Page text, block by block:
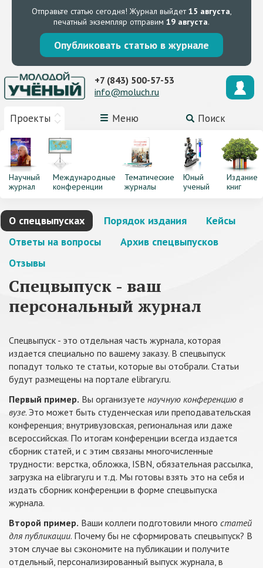
Отправьте статью сегодня! Журнал выйдет15 августа,
печатный экземпляр отправим 19 августа.
Опубликовать статью в журнале
Проекты Меню Поиск
+7 (843) 500-57-53
info@moluch.ru
Научный
журнал
Международные
конференции
Тематические
журналы
Юный
ученый
Издание
книг
О спецвыпусках Порядок издания
Кейсы
Ответы на вопросы
Архив спецвыпусков
Отзывы
Спецвыпуск - ваш
персональный журнал
Спецвыпуск - это отдельная часть журнала, которая
издается специально по вашему заказу. В спецвыпуск
попадут только те статьи, которые вы отобрали. Статьи
будут размещены на портале elibrary.ru.
Первый пример. Вы организуете научную конференцию в
вузе. Это может быть студенческая или преподавательская
конференция; внутривузовская, региональная или даже
всероссийская. По итогам конференции всегда издается
сборник статей, и с этим связаны многочисленные
трудности: верстка, обложка, ISBN, обязательная рассылка,
загрузка на elibrary.ru и т.д. Мы готовы взять это на себя и
издать сборник конференции в форме спецвыпуска
журнала.
Второй пример. Ваши коллеги подготовили много статей
для публикации. Почему бы не сформировать спецвыпуск? В
этом случае вы сэкономите на публикации и получите
отдельный, персонализированный выпуск журнала, в